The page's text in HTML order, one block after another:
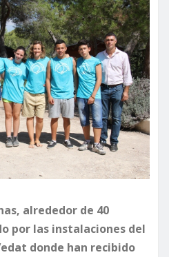
alrededor de 40
por las instalaciones del
donde han recibido